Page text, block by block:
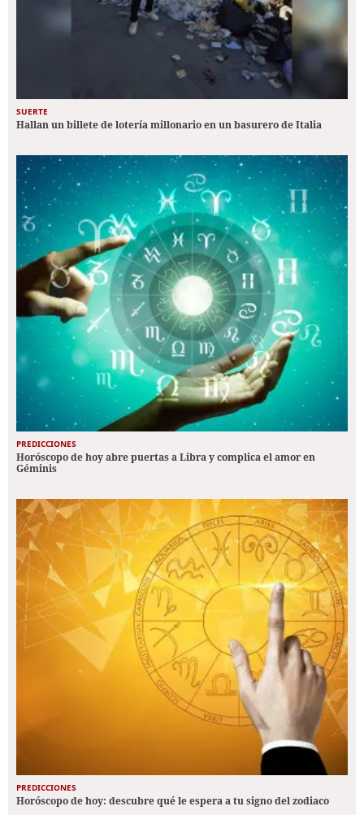
SUERTE
Hallan un billete de lotería millonario en un basurero de Italia
PREDICCIONES
Horóscopo de hoy abre puertas a Libra y complica el amor en
Géminis
PREDICCIONES
Horóscopo de hoy: descubre qué le espera a tu signo del zodiaco